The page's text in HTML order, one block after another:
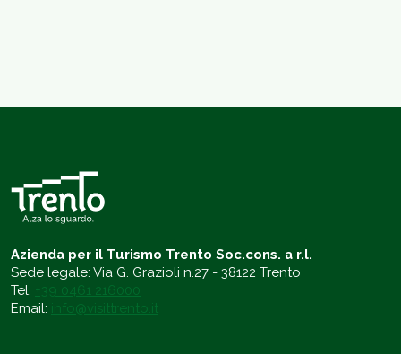
Azienda per il Turismo Trento Soc.cons. a r.l.
Sede legale: Via G. Grazioli n.27 - 38122 Trento
Tel. +39 0461 216000
Email: info@visittrento.it